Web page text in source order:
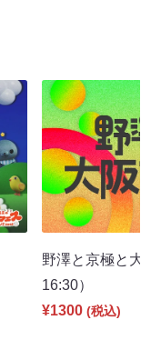
野澤と京極と
16:30）
¥1300 (税込)